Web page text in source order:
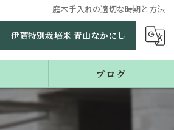
庭木手入れの適切な時期と方法
伊賀特別栽培米 青山なかにし
ブログ